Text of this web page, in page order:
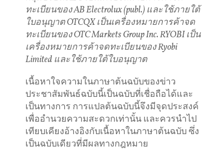
ทะเบียนของAB Electrolux (publ.) และใช้ภายใต้
ใบอนุญาตOTCQXเป็นเครื่องหมายการค้าจด
ทะเบียนของOTC Markets Group Inc. RYOBIเป็น
เครื่องหมายการค้าจดทะเบียนของRyobi
Limited และใช้ภายใต้ใบอนุญาต
เนื้อหาใจความในภาษาต้นฉบับของข่าว
ประชาสัมพันธ์ฉบับนี้เป็นฉบับที่เชื่อถือได้และ
เป็นทางการ การแปลต้นฉบับนี้จึงมีจุดประสงค์
เพื่ออำนวยความสะดวกเท่านั้น และควรนำไป
เทียบเคียงอ้างอิงกับเนื้อหาในภาษาต้นฉบับ ซึ่ง
เป็นฉบับเดียวที่มีผลทางกฎหมาย